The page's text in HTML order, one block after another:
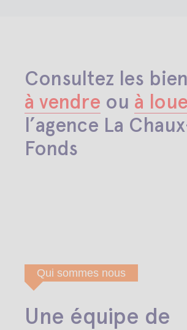
Consultez les
à vendre ou à
l’agence La
Fonds
Qui sommes nous
Une équipe de